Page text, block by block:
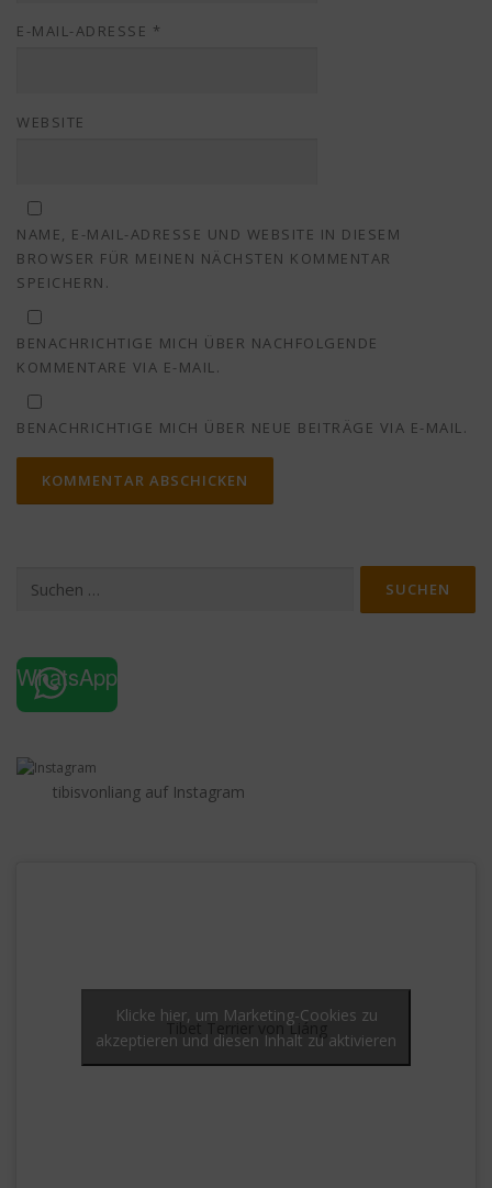
E-MAIL-ADRESSE *
WEBSITE
NAME, E-MAIL-ADRESSE UND WEBSITE IN DIESEM
BROWSER FÜR MEINEN NÄCHSTEN KOMMENTAR
SPEICHERN.
BENACHRICHTIGE MICH ÜBER NACHFOLGENDE
KOMMENTARE VIA E-MAIL.
BENACHRICHTIGE MICH ÜBER NEUE BEITRÄGE VIA E-MAIL.
nach:
WhatsApp
tibisvonliang auf Instagram
Tibet Terrier von Liáng
Klicke hier, um Marketing-Cookies zu
akzeptieren und diesen Inhalt zu aktivieren